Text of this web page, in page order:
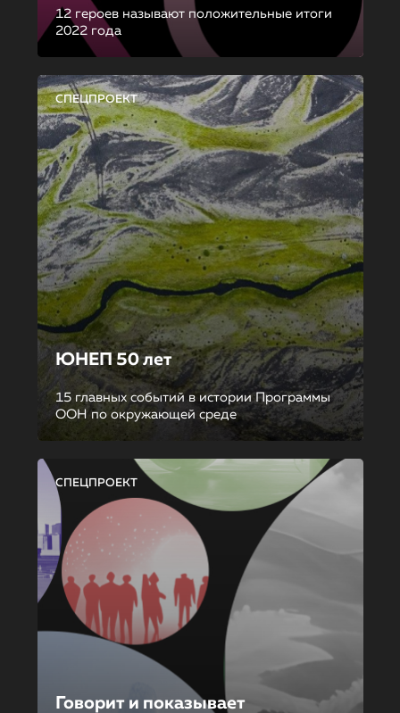
12 героев называют положительные итоги
2022 года
СПЕЦПРОЕКТ
ЮНЕП 50 лет
15 главных событий в истории Программы
ООН по окружающей среде
СПЕЦПРОЕКТ
Говорит и показывает